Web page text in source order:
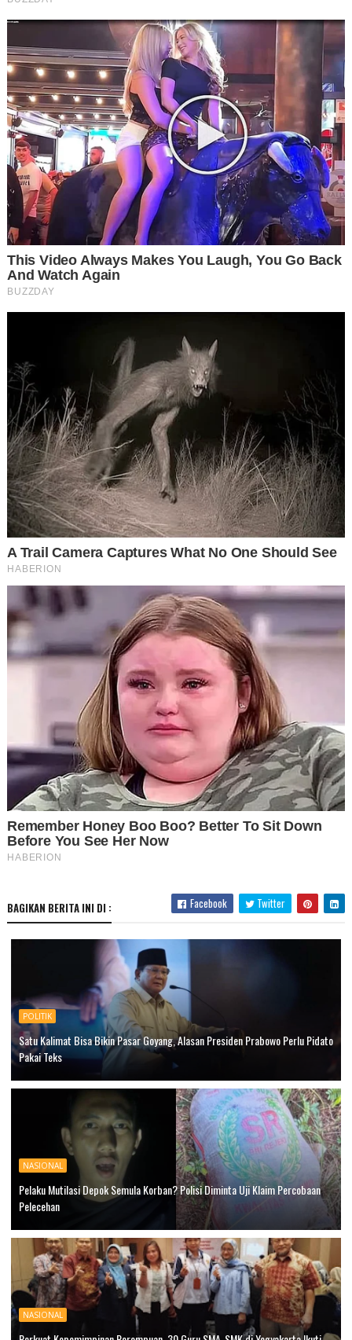
BAGIKAN BERITA INI DI : Facebook Twitter
POLITIK
Satu Kalimat Bisa Bikin Pasar Goyang, Alasan Presiden Prabowo Perlu Pidato
Pakai Teks
NASIONAL
Pelaku Mutilasi Depok Semula Korban? Polisi Diminta Uji Klaim Percobaan
Pelecehan
NASIONAL